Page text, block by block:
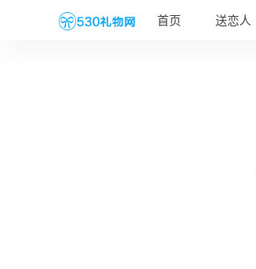
首页 送恋人